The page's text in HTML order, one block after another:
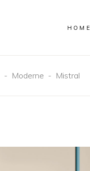
HOME
- Moderne - Mistral